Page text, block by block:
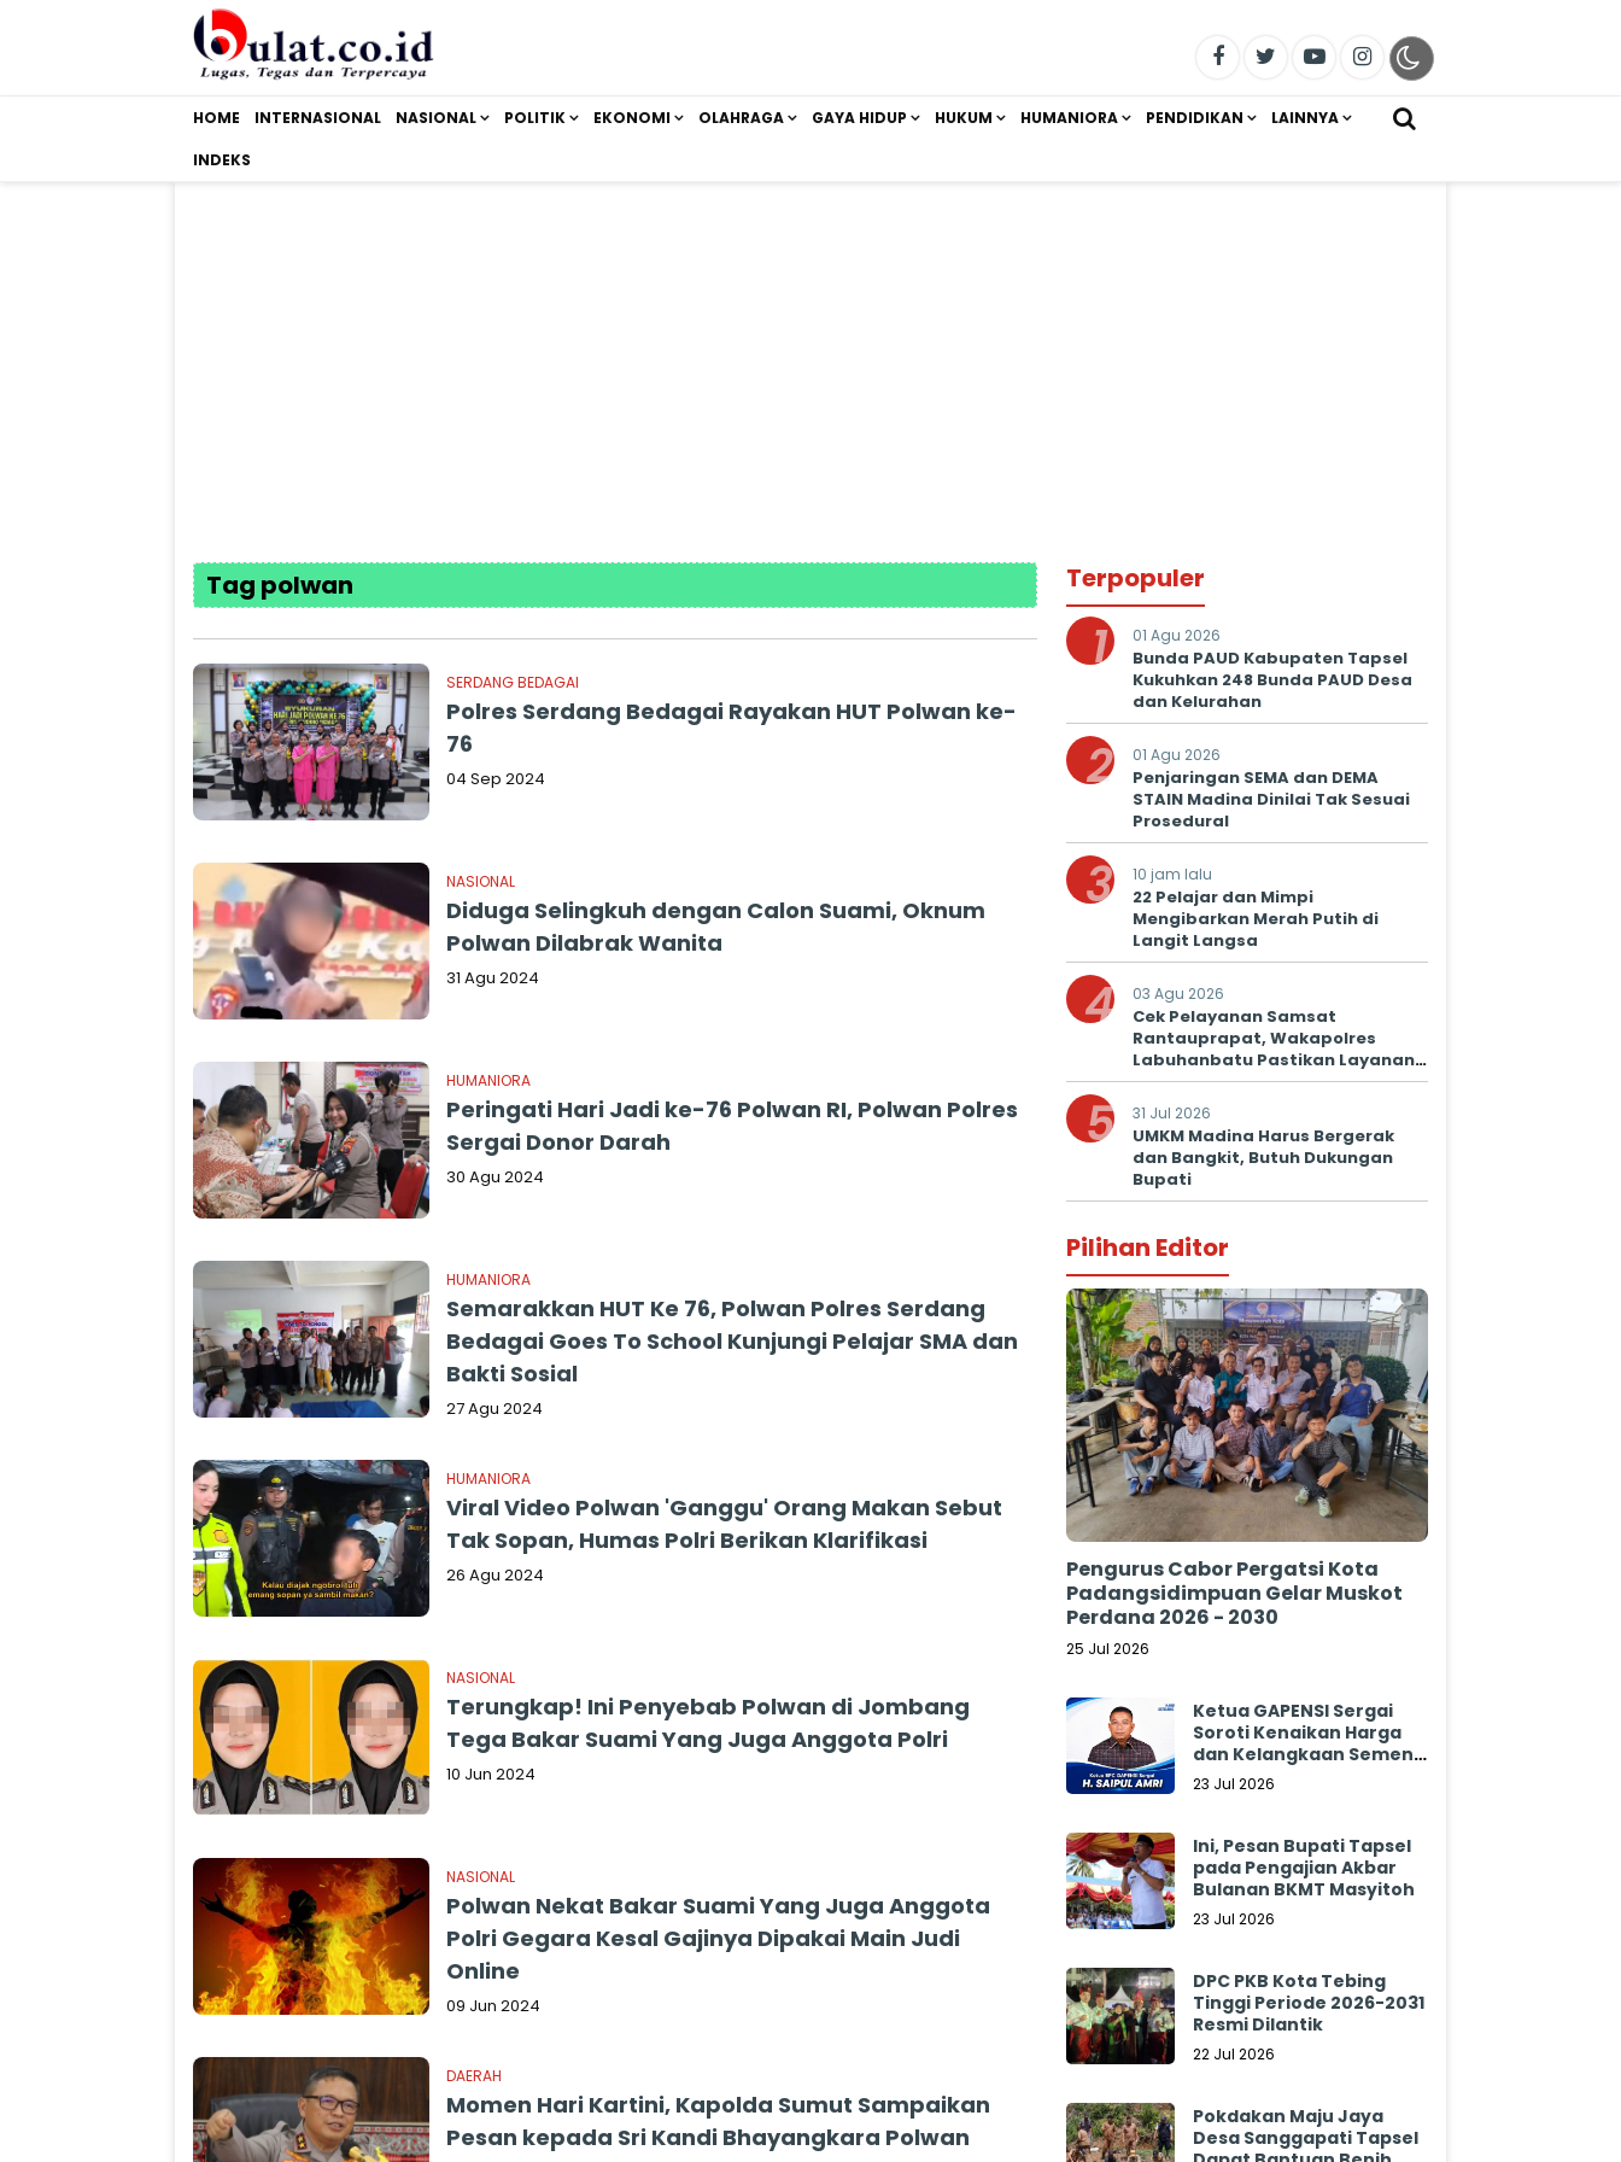
HOME INTERNASIONAL NASIONAL POLITIK EKONOMI OLAHRAGA GAYA HIDUP HUKUM HUMANIORA PENDIDIKAN LAINNYA
INDEKS
Tag polwan
SERDANG BEDAGAI
Polres Serdang Bedagai Rayakan HUT Polwan ke-
76
04 Sep 2024
NASIONAL
Diduga Selingkuh dengan Calon Suami, Oknum
Polwan Dilabrak Wanita
31 Agu 2024
HUMANIORA
Peringati Hari Jadi ke-76 Polwan RI, Polwan Polres
Sergai Donor Darah
30 Agu 2024
HUMANIORA
Semarakkan HUT Ke 76, Polwan Polres Serdang
Bedagai Goes To School Kunjungi Pelajar SMA dan
Bakti Sosial
27 Agu 2024
HUMANIORA
Viral Video Polwan 'Ganggu' Orang Makan Sebut
Tak Sopan, Humas Polri Berikan Klarifikasi
26 Agu 2024
NASIONAL
Terungkap! Ini Penyebab Polwan di Jombang
Tega Bakar Suami Yang Juga Anggota Polri
10 Jun 2024
NASIONAL
Polwan Nekat Bakar Suami Yang Juga Anggota
Polri Gegara Kesal Gajinya Dipakai Main Judi
Online
09 Jun 2024
DAERAH
Momen Hari Kartini, Kapolda Sumut Sampaikan
Pesan kepada Sri Kandi Bhayangkara Polwan
Terpopuler
1 01 Agu 2026
Bunda PAUD Kabupaten Tapsel
Kukuhkan 248 Bunda PAUD Desa
dan Kelurahan
2 01 Agu 2026
Penjaringan SEMA dan DEMA
STAIN Madina Dinilai Tak Sesuai
Prosedural
3 10 jam lalu
22 Pelajar dan Mimpi
Mengibarkan Merah Putih di
Langit Langsa
4 03 Agu 2026
Cek Pelayanan Samsat
Rantauprapat, Wakapolres
Labuhanbatu Pastikan Layanan
Prima untuk Masyarakat
5 31 Jul 2026
UMKM Madina Harus Bergerak
dan Bangkit, Butuh Dukungan
Bupati
Pilihan Editor
Pengurus Cabor Pergatsi Kota
Padangsidimpuan Gelar Muskot
Perdana 2026 - 2030
25 Jul 2026
Ketua GAPENSI Sergai
Soroti Kenaikan Harga
dan Kelangkaan Semen,
Minta Pemerintah
23 Jul 2026
Ini, Pesan Bupati Tapsel
pada Pengajian Akbar
Bulanan BKMT Masyitoh
23 Jul 2026
DPC PKB Kota Tebing
Tinggi Periode 2026-2031
Resmi Dilantik
22 Jul 2026
Pokdakan Maju Jaya
Desa Sanggapati Tapsel